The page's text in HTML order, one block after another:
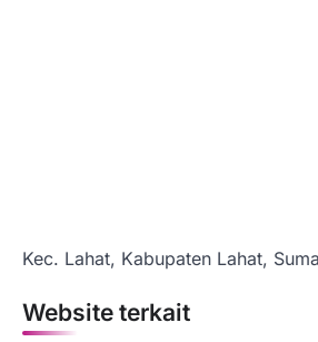
Kec. Lahat, Kabupaten Lahat,
Website terkait